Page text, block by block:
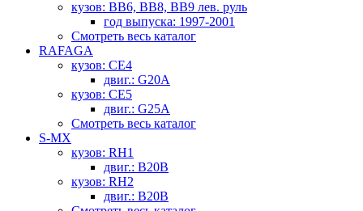
кузов: BB6, BB8, BB9 лев. руль
год выпуска: 1997-2001
Смотреть весь каталог
RAFAGA
кузов: CE4
двиг.: G20A
кузов: CE5
двиг.: G25A
Смотреть весь каталог
S-MX
кузов: RH1
двиг.: B20B
кузов: RH2
двиг.: B20B